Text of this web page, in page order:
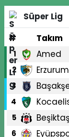
Süper Lig
#
Takım
1 Amed
2
3
4
5 Beşiktaş
6